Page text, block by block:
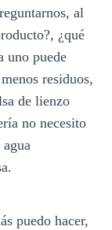
al
¿qué
uno puede
residuos,
de lienzo
no necesito
puedo hacer,